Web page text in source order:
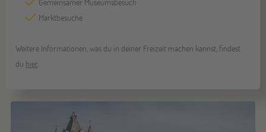
Marktbesuche
Weitere Informationen, was du in deiner Freizeit machen kannst, findest
du hier